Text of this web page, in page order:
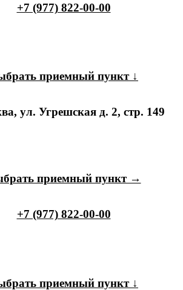
+7 (977) 822-00-00
приемный пункт ↓
ул. Угрешская д. 2, стр. 149
приемный пункт →
+7 (977) 822-00-00
приемный пункт ↓